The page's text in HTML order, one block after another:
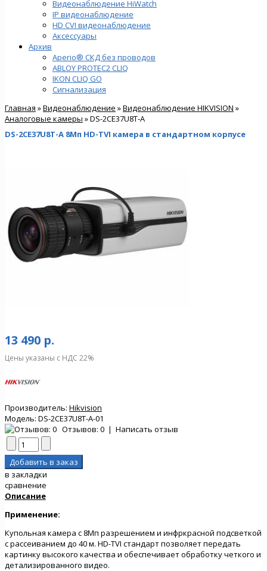
Видеонаблюдение HiWatch
IP видеонаблюдение
HD CVI видеонаблюдение
Аксессуары
Архив
Aperio® СКД без проводов
ABLOY PROTEC2 CLIQ
IKON CLIQ GO
Сигнализация
Главная »Видеонаблюдение »Видеонаблюдение HIKVISION »
Аналоговые камеры » DS-2CE37U8T-A
DS-2CE37U8T-A 8Мп HD-TVI камера в стандартном корпусе
13 490 р.
Цены указаны с НДС 22%
Производитель: Hikvision
Модель: DS-2CE37U8T-A-01
Отзывов: 0 | Написать отзыв
в закладки
сравнение
Описание
Применение:
Купольная камера с 8Мп разрешением и инфркрасной подсветкой
с рассеиванием до 40 м. HD-TVI стандарт позволяет передать
картинку высокого качества и обеспечивает обработку четкого и
детализированного видео.